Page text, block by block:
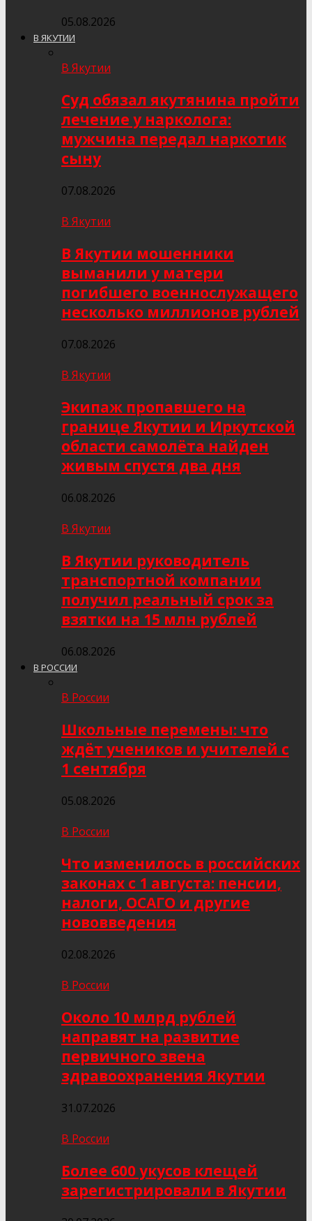
05.08.2026
В ЯКУТИИ
В Якутии
Суд обязал якутянина пройти
лечение у нарколога:
мужчина передал наркотик
сыну
07.08.2026
В Якутии
В Якутии мошенники
выманили у матери
погибшего военнослужащего
несколько миллионов рублей
07.08.2026
В Якутии
Экипаж пропавшего на
границе Якутии и Иркутской
области самолёта найден
живым спустя два дня
06.08.2026
В Якутии
В Якутии руководитель
транспортной компании
получил реальный срок за
взятки на 15 млн рублей
06.08.2026
В РОССИИ
В России
Школьные перемены: что
ждёт учеников и учителей с
1 сентября
05.08.2026
В России
Что изменилось в российских
законах с 1 августа: пенсии,
налоги, ОСАГО и другие
нововведения
02.08.2026
В России
Около 10 млрд рублей
направят на развитие
первичного звена
здравоохранения Якутии
31.07.2026
В России
Более 600 укусов клещей
зарегистрировали в Якутии